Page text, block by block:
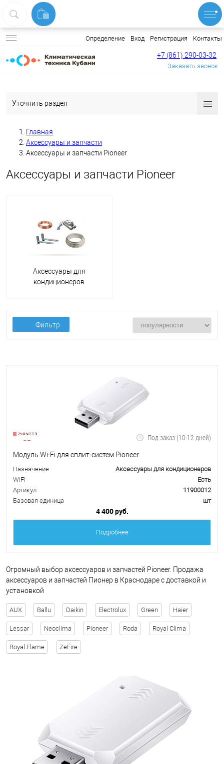
Определение Вход Регистрация Контакты
+7 (861) 290-03-32
Заказать звонок
Уточнить раздел
Главная
Аксессуары и запчасти
Аксессуары и запчасти Pioneer
Аксессуары и запчасти Pioneer
Аксессуары для
кондиционеров
AUX Ballu Daikin Electrolux Green Haier
Lessar Neoclima Pioneer Roda Royal Clima
Royal Flame ZeFire
Фильтр
Под заказ (10-12 дней)
Модуль Wi-Fi для сплит-систем Pioneer
Назначение
Аксессуары для кондиционеров
WiFi
Есть
Артикул
11900012
Базовая единица
шт
4 400 руб.
Подробнее
Огромный выбор аксессуаров и запчастей Pioneer. Продажа
аксессуаров и запчастей Пионер в Краснодаре с доставкой и
установкой